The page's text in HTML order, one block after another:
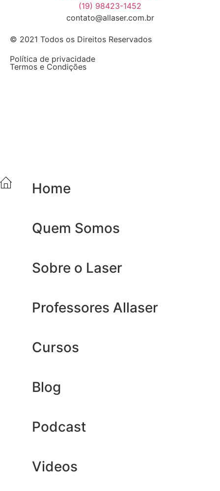
(19) 98423-1452
contato@allaser.com.br
© 2021 Todos os Direitos Reservados
Política de privacidade
Termos e Condições
Home
Quem Somos
Sobre o Laser
Professores Allaser
Cursos
Blog
Podcast
Videos